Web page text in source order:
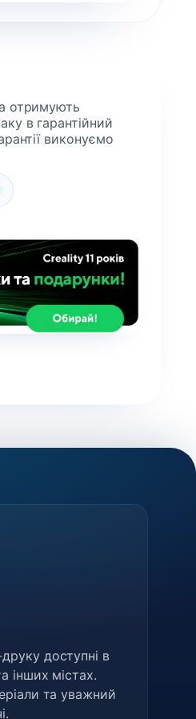
отримують
в гарантійний
виконуємо
доступні в
інших містах.
та уважний